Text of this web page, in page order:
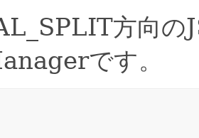
方向の
です。